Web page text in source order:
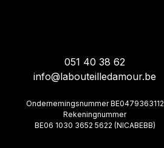
051 40 38 62
info@labouteilledamour.be
Ondernemingsnummer BE0479363112
Rekeningnummer
BE06 1030 3652 5622 (NICABEBB)